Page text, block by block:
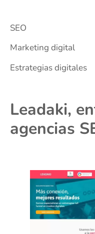
SEO
Marketing digital
Estrategias digitales
Leadaki,
agencias